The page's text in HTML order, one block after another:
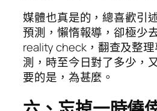
媒體也真是的，總喜歡引
預測，懶惰報導，卻極少
reality check，翻查及整
測，時至今日對了多少，
要的是，為甚麼。